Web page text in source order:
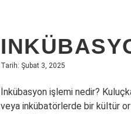
Tarih: Şubat 3, 2025
İnkübasyon işlemi nedir?
veya inkübatörlerde bir kültür